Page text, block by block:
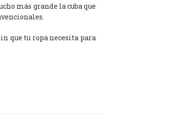
más grande la cuba que
que tu ropa necesita para